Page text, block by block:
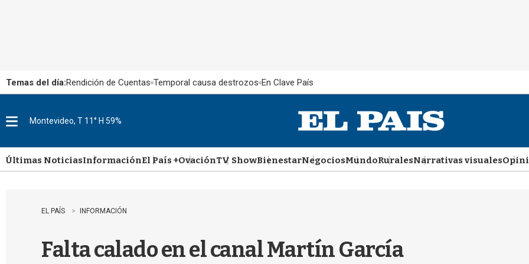
Temas del día:Rendición de Cuentas Temporal causa destrozos En Clave País
u
Montevideo, T 11° H 59%
Últimas NoticiasInformaciónEl País +OvaciónTV ShowBienestarNegociosMundoRuralesNarrativas visuales
EL PAÍS INFORMACIÓN
Falta calado en el canal Martín García